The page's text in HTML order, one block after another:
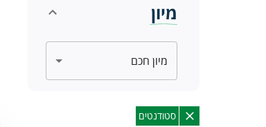
מיון
סטודנטים